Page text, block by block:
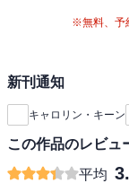
※無料、予
新刊通知
キャロリン・キーン
この作品のレビュ
平均